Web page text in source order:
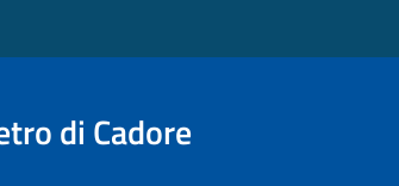
di Cadore